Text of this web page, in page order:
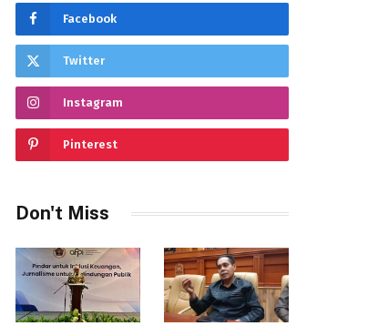
Facebook
Twitter
Instagram
Pinterest
Don't Miss